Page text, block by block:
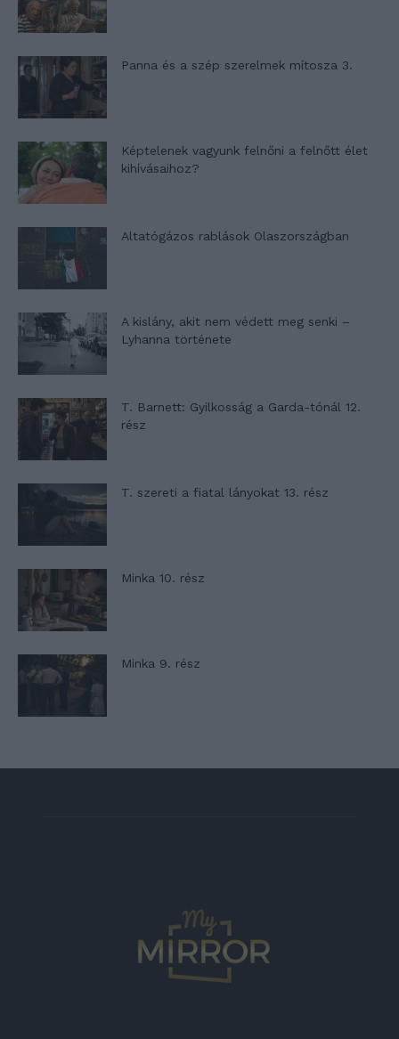
Panna és a szép szerelmek mítosza 3.
Képtelenek vagyunk felnőni a felnőtt élet
kihívásaihoz?
Altatógázos rablások Olaszországban
A kislány, akit nem védett meg senki –
Lyhanna története
T. Barnett: Gyilkosság a Garda-tónál 12.
rész
T. szereti a fiatal lányokat 13. rész
Minka 10. rész
Minka 9. rész